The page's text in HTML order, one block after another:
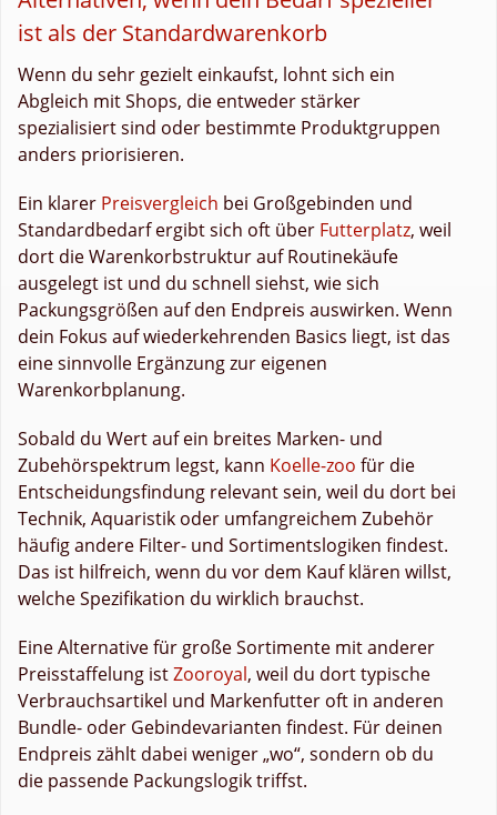
ist als der Standardwarenkorb
Wenn du sehr gezielt einkaufst, lohnt sich ein
Abgleich mit Shops, die entweder stärker
spezialisiert sind oder bestimmte Produktgruppen
anders priorisieren.
Ein klarer Preisvergleich bei Großgebinden und
Standardbedarf ergibt sich oft über Futterplatz, weil
dort die Warenkorbstruktur auf Routinekäufe
ausgelegt ist und du schnell siehst, wie sich
Packungsgrößen auf den Endpreis auswirken. Wenn
dein Fokus auf wiederkehrenden Basics liegt, ist das
eine sinnvolle Ergänzung zur eigenen
Warenkorbplanung.
Sobald du Wert auf ein breites Marken- und
Zubehörspektrum legst, kann Koelle-zoo für die
Entscheidungsfindung relevant sein, weil du dort bei
Technik, Aquaristik oder umfangreichem Zubehör
häufig andere Filter- und Sortimentslogiken findest.
Das ist hilfreich, wenn du vor dem Kauf klären willst,
welche Spezifikation du wirklich brauchst.
Eine Alternative für große Sortimente mit anderer
Preisstaffelung istZooroyal, weil du dort typische
Verbrauchsartikel und Markenfutter oft in anderen
Bundle- oder Gebindevarianten findest. Für deinen
Endpreis zählt dabei weniger „wo“, sondern ob du
die passende Packungslogik triffst.